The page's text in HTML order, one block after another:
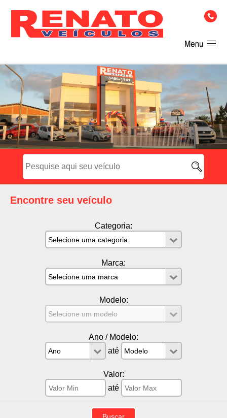
Encontre seu veículo
Categoria:
Marca:
Modelo:
Ano / Modelo:
até
Valor:
até